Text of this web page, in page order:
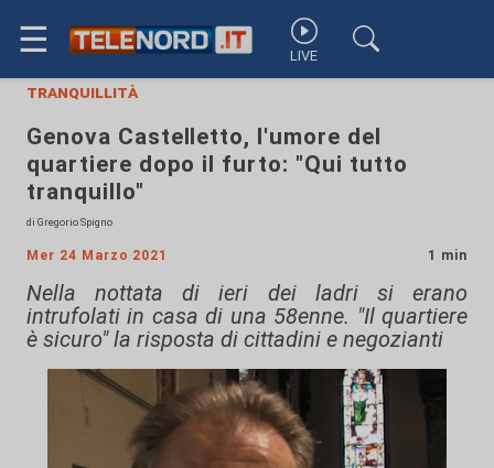
☰ LIVE
tranquillità
Genova Castelletto, l'umore del
quartiere dopo il furto: "Qui tutto
tranquillo"
di Gregorio Spigno
Mer 24 Marzo 2021 1 min
Nella nottata di ieri dei ladri si erano
intrufolati in casa di una 58enne. "Il quartiere
è sicuro" la risposta di cittadini e negozianti